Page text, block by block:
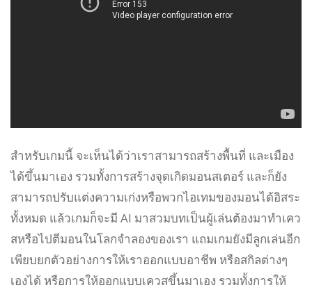
สำหรับเกมนี้ จะเห็นได้ว่าเราสามารถสร้างพื้นที่ และเมือง
ได้ขึ้นมาเอง รวมทั้งการสร้างจุดเกิดมอนสเตอร์ และก็ยัง
สามารถปรับแต่งความเก่งหรือพวกไอเทมของมอนได้อิสระ
ทั้งหมด แล้วเกมก็จะมี AI มาสวมบทเป็นผู้เล่นต้องมาทำเคว
สหรือไปตีมอนในโลกจำลองของเรา แถมเกมยังมีลูกเล่นอีก
เพียบยกตัวอย่างการให้เราออกแบบอาชีพ หรือสกิลต่างๆ
เองได้ หรือการให้ออกแบบเควสขึ้นมาเอง รวมทั้งการให้